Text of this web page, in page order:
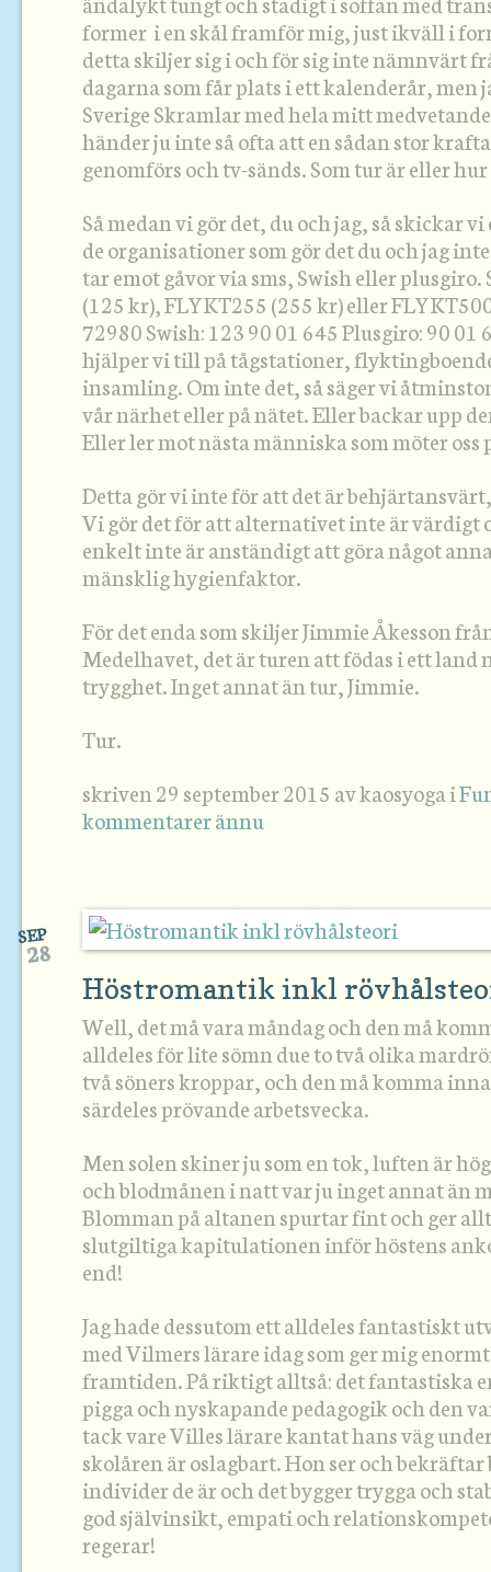
former i en skål framför mig, just ikväll i
detta skiljer sig i och för sig inte nämnvärt
dagarna som får plats i ett kalenderår, men
Sverige Skramlar med hela mitt
händer ju inte så ofta att en sådan stor
genomförs och tv-sänds. Som tur är eller
Så medan vi gör det, du och jag, så skickar
de organisationer som gör det du och jag
tar emot gåvor via sms, Swish eller plusgiro.
(125 kr), FLYKT255 (255 kr) eller
72980 Swish: 123 90 01 645 Plusgiro: 90 01
hjälper vi till på tågstationer,
insamling. Om inte det, så säger vi
vår närhet eller på nätet. Eller backar upp
Eller ler mot nästa människa som möter oss
Detta gör vi inte för att det är
Vi gör det för att alternativet inte är värdigt
enkelt inte är anständigt att göra något
mänsklig hygienfaktor.
För det enda som skiljer Jimmie Åkesson
Medelhavet, det är turen att födas i ett land
trygghet. Inget annat än tur, Jimmie.
Tur.
skriven 29 september 2015 av kaosyoga i
kommentarer ännu
Höstromantik inkl
SEP
28
Well, det må vara måndag och den må
alldeles för lite sömn due to två olika
två söners kroppar, och den må komma
särdeles prövande arbetsvecka.
Men solen skiner ju som en tok, luften är
och blodmånen i natt var ju inget annat än
Blomman på altanen spurtar fint och ger
slutgiltiga kapitulationen inför höstens
end!
Jag hade dessutom ett alldeles fantastiskt
med Vilmers lärare idag som ger mig
framtiden. På riktigt alltså: det fantastiska
pigga och nyskapande pedagogik och den
tack vare Villes lärare kantat hans väg
skolåren är oslagbart. Hon ser och bekräftar
individer de är och det bygger trygga och
god självinsikt, empati och
regerar!